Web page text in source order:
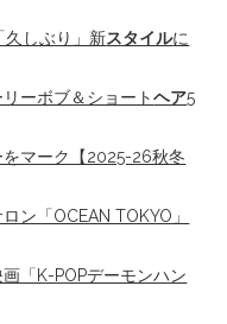
久しぶり」新スタイルに
ーボブ＆ショートヘア5
マーク【2025-26秋冬
ン「OCEAN TOKYO」
「K-POPデーモンハン